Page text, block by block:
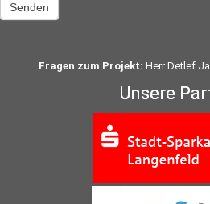
Senden
Fragen zum Projekt: Herr Detlef
Unsere